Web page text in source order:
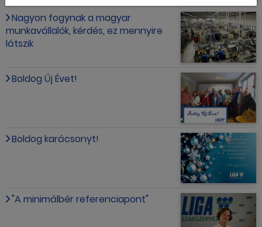
Nagyon fogynak a magyar
munkavállalók, kérdés, ez mennyire
látszik
Boldog Új Évet!
Boldog karácsonyt!
"A minimálbér referenciapont"